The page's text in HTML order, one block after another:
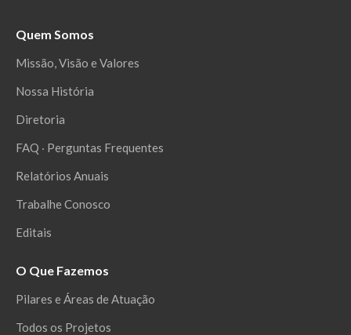
Quem Somos
Missão, Visão e Valores
Nossa História
Diretoria
FAQ ‧ Perguntas Frequentes
Relatórios Anuais
Trabalhe Conosco
Editais
O Que Fazemos
Pilares e Áreas de Atuação
Todos os Projetos